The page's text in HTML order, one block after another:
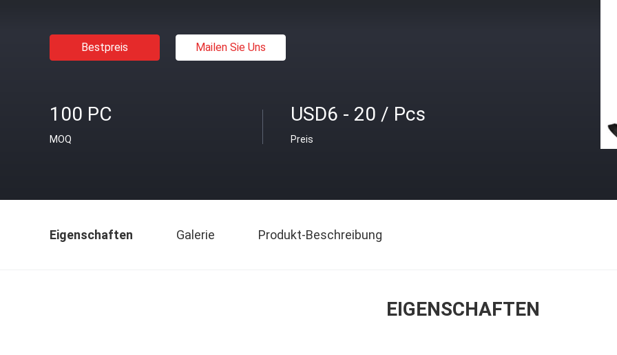
Bestpreis Mailen Sie Uns
100 PC
MOQ
USD6 - 20 / Pcs
Preis
Eigenschaften Galerie Produkt-Beschreibung
EIGENSCHAFTEN